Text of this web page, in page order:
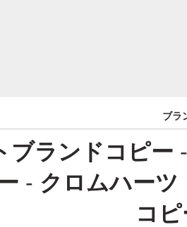
ブラ
ブランドコピー
- クロムハーツ
コ